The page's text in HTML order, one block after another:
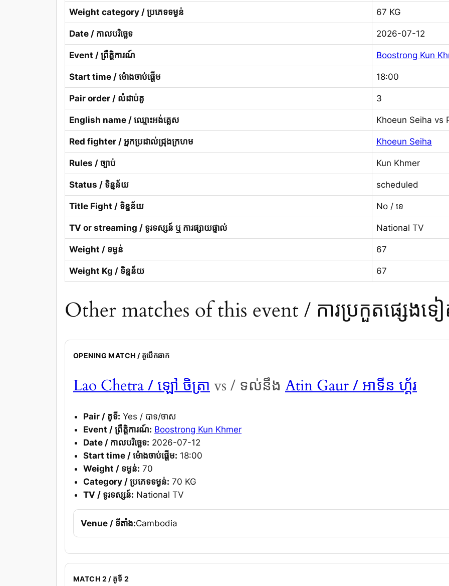
Weight category / ប្រភេទទម្ងន់ 67 KG
Date / កាលបរិច្ឆេទ 2026-07-12
Event / ព្រឹត្តិការណ៍ Boostrong Kun
Start time / ម៉ោងចាប់ផ្តើម 18:00
Pair order / លំដាប់គូ 3
English name / ឈ្មោះអង់គ្លេស Khoeun Seiha vs
Red fighter / អ្នកប្រដាល់ជ្រុងក្រហម Khoeun Seiha
Rules / ច្បាប់ Kun Khmer
Status / ទិន្នន័យ scheduled
Title Fight / ទិន្នន័យ No / ទេ
TV or streaming / ទូរទស្សន៍ ឬ ការផ្សាយផ្ទាល់ National TV
Weight / ទម្ងន់ 67
Weight Kg / ទិន្នន័យ 67
Other matches of this event / ការប្រកួតផ្សេងទៀ
OPENING MATCH / គូបើកឆាក
Lao Chetra/ ឡៅ ចិត្រា vs / ទល់នឹង Atin Gaur/ អាទីន ហ្គ័រ
Pair / គូទី: Yes / បាទ/ចាស
Event / ព្រឹត្តិការណ៍: Boostrong Kun Khmer
Date / កាលបរិច្ឆេទ: 2026-07-12
Start time / ម៉ោងចាប់ផ្តើម: 18:00
Weight / ទម្ងន់: 70
Category / ប្រភេទទម្ងន់: 70 KG
TV / ទូរទស្សន៍: National TV
Venue / ទីតាំង:Cambodia
MATCH 2 / គូទី 2